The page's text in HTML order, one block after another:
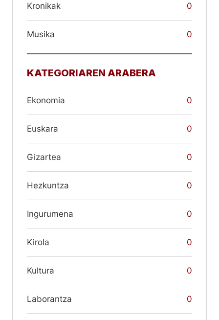
Kronikak 0
Musika 0
KATEGORIAREN ARABERA
Ekonomia 0
Euskara 0
Gizartea 0
Hezkuntza 0
Ingurumena 0
Kirola 0
Kultura 0
Laborantza 0